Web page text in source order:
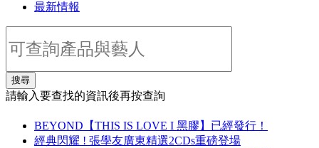
最新情報
搜尋
請輸入要查找的資訊後再按查詢
BEYOND【THIS IS LOVE I 黑膠】已經發行！
經典閃耀 ! 張學友廣東精選2CDs重磅登場